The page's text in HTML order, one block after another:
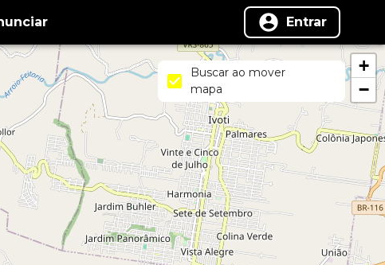
Entrar
+
−
Buscar ao mover
mapa